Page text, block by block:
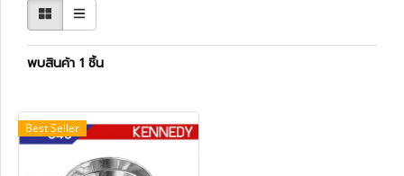
พบสินค้า 1 ชิ้น
Best Seller